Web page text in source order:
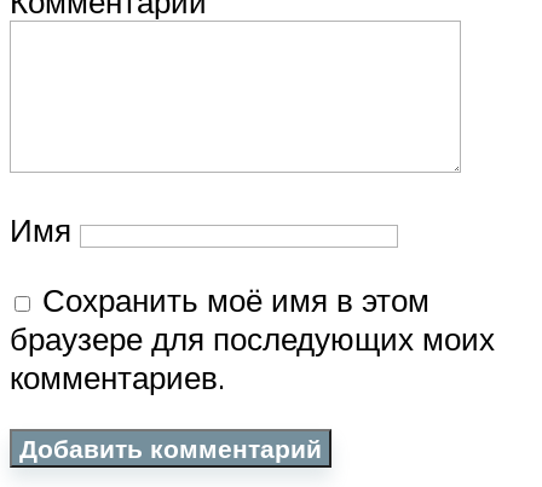
Имя
Сохранить моё имя в этом
браузере для последующих моих
комментариев.